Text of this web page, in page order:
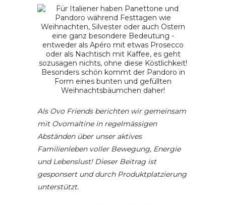
Als Ovo Friends berichten wir gemeinsam
mit Ovomaltine in regelmässigen
Abständen über unser aktives
Familienleben voller Bewegung, Energie
und Lebenslust! Dieser Beitrag ist
gesponsert und durch Produktplatzierung
unterstützt.